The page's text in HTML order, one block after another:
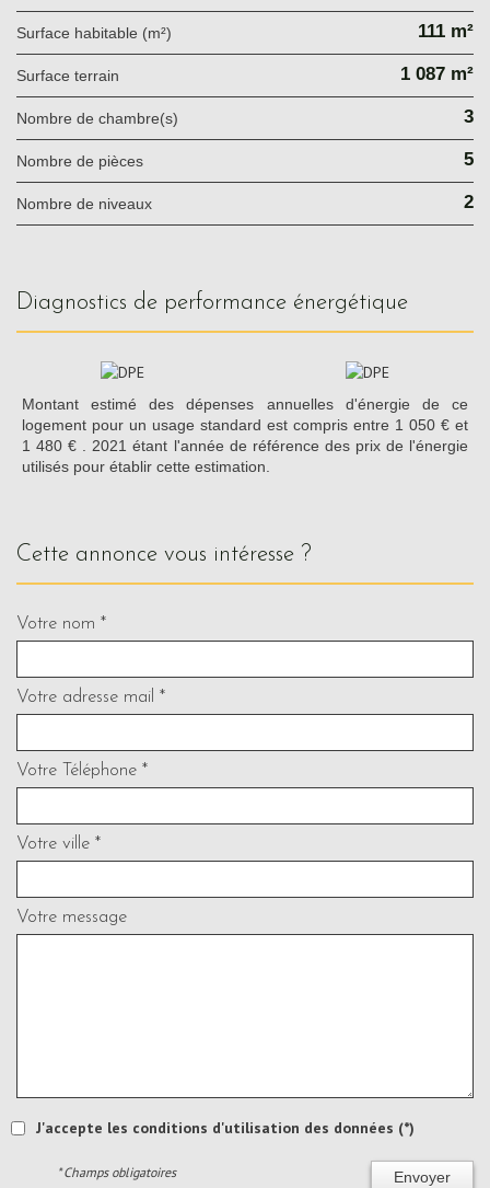
Surface habitable (m²) 111 m²
surface terrain 1 087 m²
Nombre de chambre(s) 3
Nombre de pièces 5
Nombre de niveaux 2
diagnostics de performance énergétique
Montant estimé des dépenses annuelles d'énergie de ce
logement pour un usage standard est compris entre 1 050 € et
1 480 € . 2021 étant l'année de référence des prix de l'énergie
utilisés pour établir cette estimation.
cette annonce vous intéresse ?
Votre nom *
Votre adresse mail *
Votre Téléphone *
Votre ville *
Votre message
J'accepte les conditions d'utilisation des données (*)
Envoyer
* Champs obligatoires